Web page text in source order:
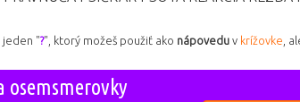
jeden "?", ktorý možeš použiť ako nápovedu v krížovke ,
osemsmerovky